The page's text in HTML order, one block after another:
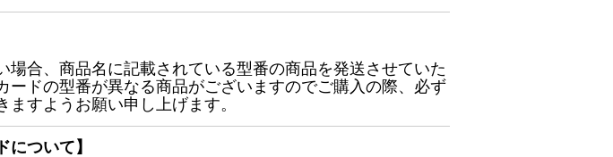
場合、商品名に記載されている型番の商品を発送させていた
ードの型番が異なる商品がございますのでご購入の際、必ず
すようお願い申し上げます。
について】